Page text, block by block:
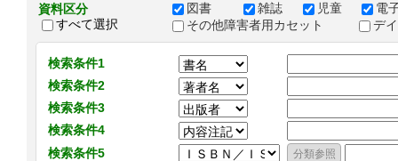
資料区分
すべて選択
図書 雑誌 児童
電
その他障害者用カセット
デ
検索条件1
検索条件2
検索条件3
検索条件4
検索条件5